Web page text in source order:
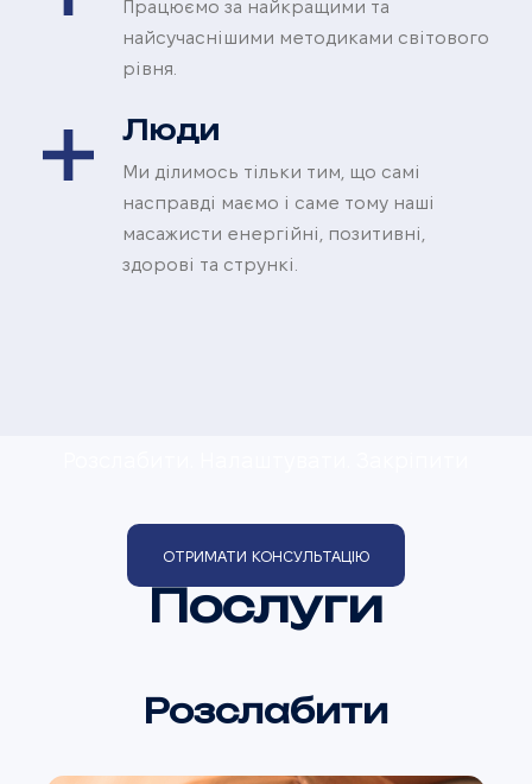
остеопатія
ОТРИМАТИ КОНСУЛЬТАЦІЮ
Працюємо за найкращими та
найсучаснішими методиками світового
рівня.
Люди
Ми ділимось тільки тим, що самі
насправді маємо і саме тому наші
масажисти енергійні, позитивні,
здорові та стрункі.
Послуги
Розслабити